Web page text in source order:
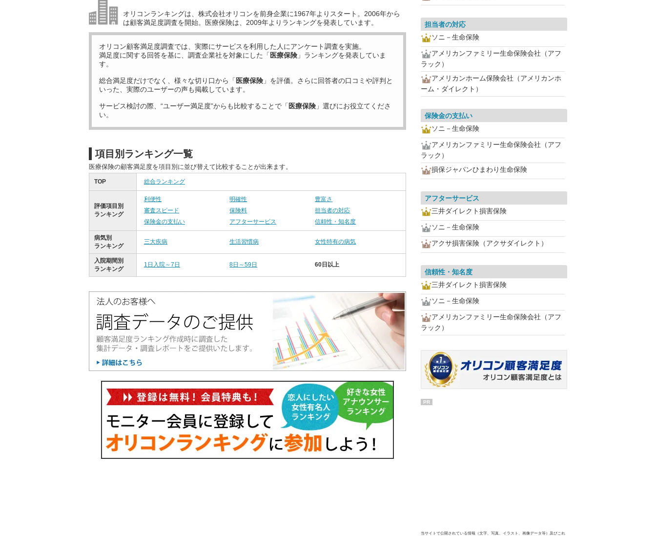
オリコンランキングは、株式会社オリコンを前身企業に1967年よりスタート。2006年から
は顧客満足度調査を開始。医療保険は、2009年よりランキングを発表しています。
オリコン顧客満足度調査では、実際にサービスを利用した 人にアンケート調査を実施。
満足度に関する回答を基に、調査企業社を対象にした「 医療保険 」ランキングを発表していま
す。
総合満足度だけでなく、様々な切り口から「 医療保険 」を評価。さらに回答者の口コミや評判と
いった、実際のユーザーの声も掲載しています。
サービス検討の際、“ユーザー満足度”からも比較することで「 医療保険 」選びにお役立てくださ
い。
項目別ランキング一覧
医療保険の顧客満足度を項目別に並び替えて比較することが出来ます。
TOP 総合ランキング
評価項目別
ランキング
利便性 明確性
豊富さ
審査スピード
保険料
担当者の対応
保険金の支払い
アフターサービス 信頼性・知名度
病気別
ランキング
三大疾病 生活習慣病 女性特有の病気
入院期間別
ランキング
1日入院～7日 8日～59日 60日以上
担当者の対応
ソニ－生命保険
アメリカンファミリー生命保険会社（アフ
ラック）
アメリカンホーム保険会社（アメリカンホ
ーム・ダイレクト）
保険金の支払い
ソニ－生命保険
アメリカンファミリー生命保険会社（アフ
ラック）
損保ジャパンひまわり生命保険
アフターサービス
三井ダイレクト損害保険
ソニ－生命保険
アクサ損害保険（アクサダイレクト）
信頼性・知名度
三井ダイレクト損害保険
ソニ－生命保険
アメリカンファミリー生命保険会社（アフ
ラック）
PR
当サイトで公開されている情報（文字、写真、イラスト、画像データ等）及びこれ